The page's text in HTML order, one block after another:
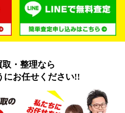
取・整理なら
にお任せください!!